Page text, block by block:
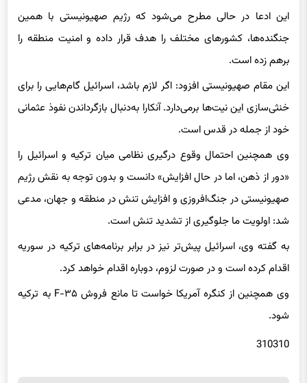
این ادعا در حالی مطرح می‌شود که رژیم صهیونیستی با همین
جنگنده‌ها، کشورهای مختلف را هدف قرار داده و امنیت منطقه را
برهم زده است.
این مقام صهیونیستی افزود: اگر لازم باشد، اسرائیل گام‌هایی را برای
خنثی‌سازی این نیت‌ها برمی‌دارد. آنکارا به‌دنبال بازگرداندن نفوذ عثمانی
خود از جمله در قدس است.
وی همچنین احتمال وقوع درگیری نظامی میان ترکیه و اسرائیل را
«دور از ذهن، اما در حال افزایش» دانست و بدون توجه به نقش رژیم
صهیونیستی در جنگ‌افروزی و افزایش تنش در منطقه و جهان، مدعی
شد: اولویت ما جلوگیری از تشدید تنش است.
به گفته وی، اسرائیل پیش‌تر نیز در برابر برنامه‌های ترکیه در سوریه
اقدام کرده است و در صورت لزوم، دوباره اقدام خواهد کرد.
وی همچنین از کنگره آمریکا خواست تا مانع فروش F-۳۵ به ترکیه
شود.
310310